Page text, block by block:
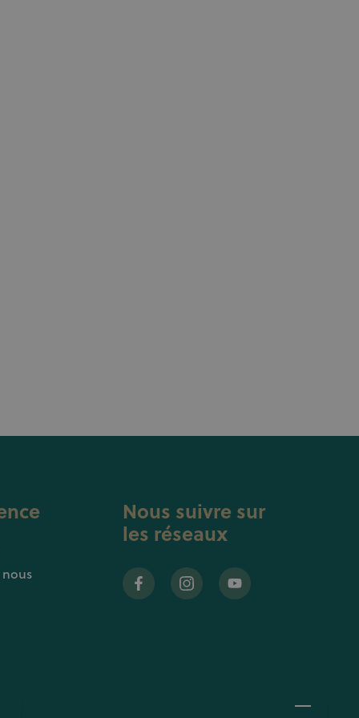
nous
Nous suivre sur
les réseaux